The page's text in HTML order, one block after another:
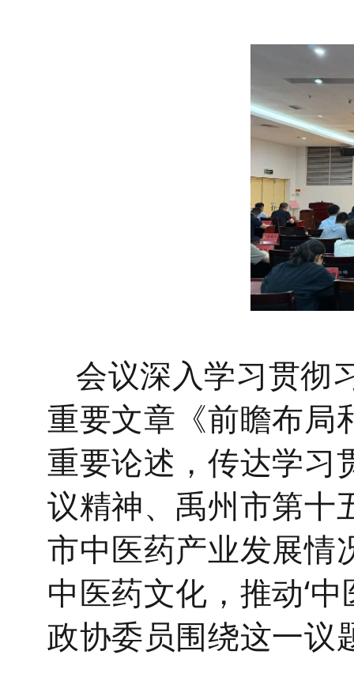
会议深入学习贯彻
重要文章《前瞻布局
重要论述，传达学习
议精神、禹州市第十
市中医药产业发展情
中医药文化，推动‘
政协委员围绕这一议